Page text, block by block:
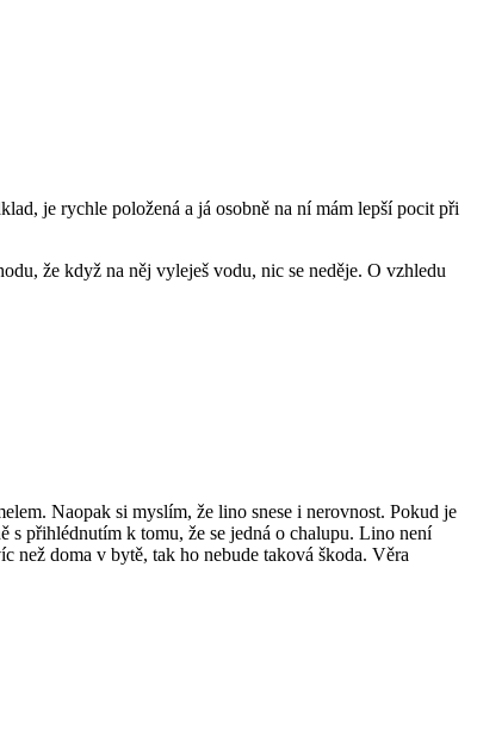
je rychle položená a já osobně na ní mám lepší pocit při
že když na něj vyleješ vodu, nic se neděje. O vzhledu
Naopak si myslím, že lino snese i nerovnost. Pokud je
s přihlédnutím k tomu, že se jedná o chalupu. Lino není
než doma v bytě, tak ho nebude taková škoda. Věra